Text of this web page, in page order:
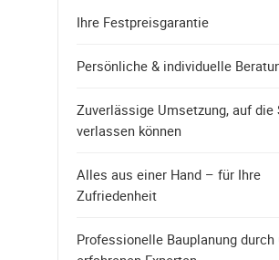
Ihre Festpreisgarantie
Persönliche & individuelle
Zuverlässige Umsetzung, auf die
verlassen können
Alles aus einer Hand – für Ihre
Zufriedenheit
Professionelle Bauplanung durch